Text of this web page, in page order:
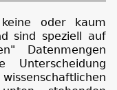
keine oder kaum
sind speziell auf
Datenmengen